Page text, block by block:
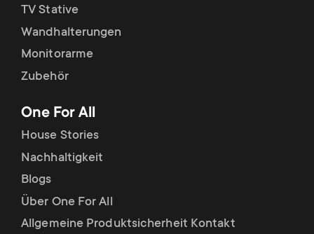
TV Stative
Wandhalterungen
Monitorarme
Zubehör
One For All
House Stories
Nachhaltigkeit
Blogs
Über One For All
Allgemeine Produktsicherheit Kontakt